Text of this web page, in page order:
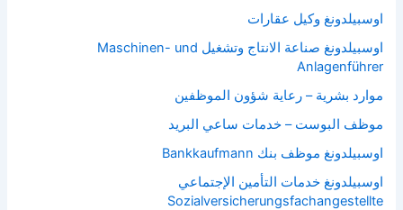
اوسبيلدونغ وكيل عقارات
اوسبيلدونغ صناعة الانتاج وتشغيل Maschinen- und
Anlagenführer
موارد بشرية – رعاية شؤون الموظفين
موظف البوست – خدمات ساعي البريد
اوسبيلدونغ موظف بنك Bankkaufmann
اوسبيلدونغ خدمات التأمين الإجتماعي
Sozialversicherungsfachangestellte